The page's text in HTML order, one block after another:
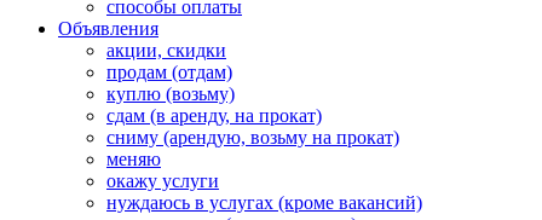
способы оплаты
Объявления
акции, скидки
продам (отдам)
куплю (возьму)
сдам (в аренду, на прокат)
сниму (арендую, возьму на прокат)
меняю
окажу услуги
нуждаюсь в услугах (кроме вакансий)